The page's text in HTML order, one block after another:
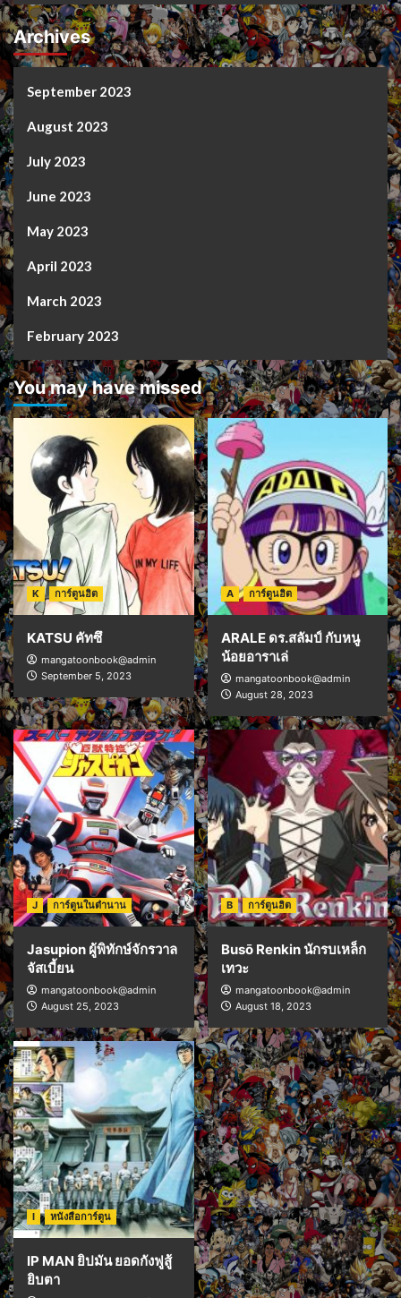
Archives
September 2023
August 2023
July 2023
June 2023
May 2023
April 2023
March 2023
February 2023
You may have missed
K การ์ตูนฮิต
KATSU คัทซึ
mangatoonbook@admin
September 5, 2023
A การ์ตูนฮิต
ARALE ดร.สลัมป์ กับหนู
น้อยอาราเล่
mangatoonbook@admin
August 28, 2023
J การ์ตูนในตำนาน
Jasupion ผู้พิทักษ์จักรวาล
จัสเบี้ยน
mangatoonbook@admin
August 25, 2023
B การ์ตูนฮิต
Busō Renkin นักรบเหล็ก
เทวะ
mangatoonbook@admin
August 18, 2023
I หนังสือการ์ตูน
IP MAN ยิปมัน ยอดกังฟูสู้
ยิบตา